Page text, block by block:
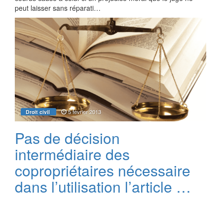
peut laisser sans réparati…
Droit civil 5 février 2013
Pas de décision
intermédiaire des
copropriétaires nécessaire
dans l’utilisation l’article …